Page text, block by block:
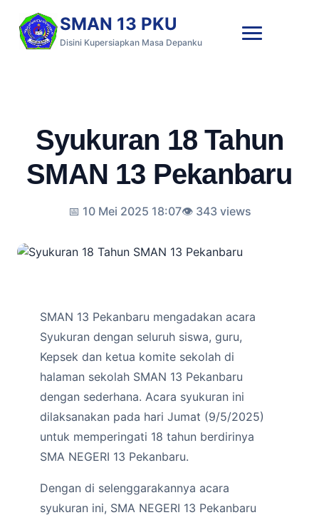
SMAN 13 PKU
Disini Kupersiapkan Masa Depanku
Syukuran 18 Tahun
SMAN 13 Pekanbaru
📅 10 Mei 2025 18:07👁️ 343 views
SMAN 13 Pekanbaru mengadakan acara
Syukuran dengan seluruh siswa, guru,
Kepsek dan ketua komite sekolah di
halaman sekolah SMAN 13 Pekanbaru
dengan sederhana. Acara syukuran ini
dilaksanakan pada hari Jumat (9/5/2025)
untuk memperingati 18 tahun berdirinya
SMA NEGERI 13 Pekanbaru.
Dengan di selenggarakannya acara
syukuran ini, SMA NEGERI 13 Pekanbaru